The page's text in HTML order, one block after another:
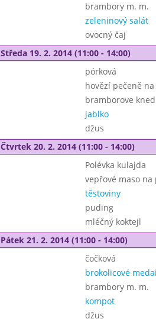
brambory m. m.
zeleninový salát
ovocný čaj
Středa 19. 2. 2014 (11:00 - 14:00)
pórková
hovězí pečeně
bramborove
jablko
džus
Čtvrtek 20. 2. 2014 (11:00 - 14:00)
Polévka kulajda
vepřové maso na
těstoviny
puding
mléčný koktejl
Pátek 21. 2. 2014 (11:00 - 14:00)
čočková
brokolicové
brambory m. m.
kompot
džus